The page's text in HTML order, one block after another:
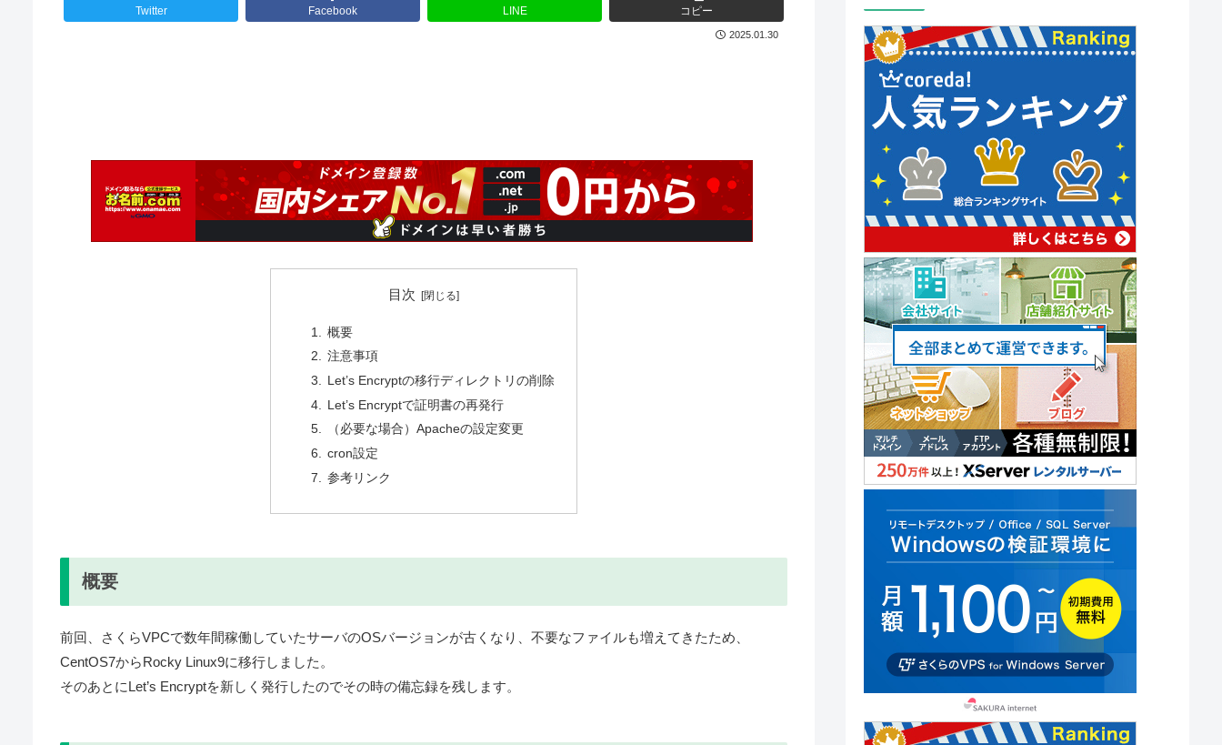
Twitter Facebook LINE コピー
2025.01.30
目次
概要
注意事項
Let’s Encryptの移行ディレクトリの削除
Let’s Encryptで証明書の再発行
（必要な場合）Apacheの設定変更
cron設定
参考リンク
概要
前回、さくらVPCで数年間稼働していたサーバのOSバージョンが古くなり、不要なファイルも増えてきたため、
CentOS7からRocky Linux9に移行しました。
そのあとにLet’s Encryptを新しく発行したのでその時の備忘録を残します。